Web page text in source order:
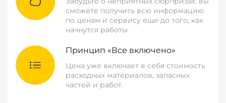
сможете получить всю информацию
по ценам и сервису еще до того, как
начнутся работы.
Принцип «Все включено»
Цена уже включает в себя стоимость
расходных материалов, запасных
частей и работ.